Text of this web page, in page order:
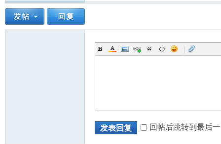
|
发表回复 回帖后跳转到最后